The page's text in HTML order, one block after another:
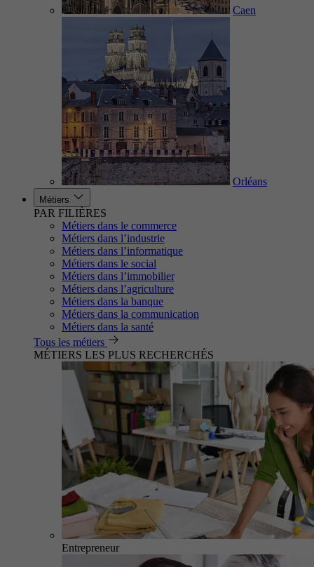
Caen
Orléans
Métiers
PAR FILIÈRES
Métiers dans le commerce
Métiers dans l’industrie
Métiers dans l’informatique
Métiers dans le social
Métiers dans l’immobilier
Métiers dans l’agriculture
Métiers dans la banque
Métiers dans la communication
Métiers dans la santé
Tous les métiers
MÉTIERS LES PLUS RECHERCHÉS
Entrepreneur